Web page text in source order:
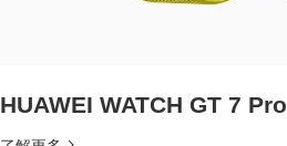
HUAWEI WATCH GT 7 Pro